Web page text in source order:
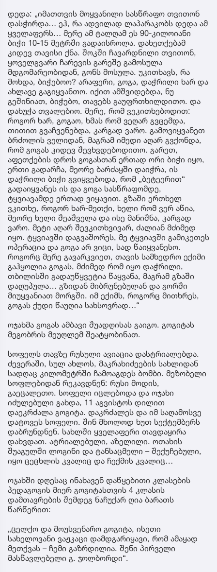
დედა: „იმათთვის მოყვანილი სასწრაფო თვითონ
დასჭირდა… ეჰ, რა ადვილად ლაპარაკობს დედა ამ
ყველაფერს… მერე ამ ტალღამ ეს 90-კილოიანი
ბიჭი 10-15 მეტრში გადაისროლა. დახეთქებამ
კიდევ თავისი ქნა. შოკში ჩავარდნილი თვითონ,
ყოველგვარი ჩარევის გარეშე გამოსულა
მდგომარეობიდან, გონს მოსულა. უკითხავს, რა
მოხდა, ბიჭებოო? არაფერი, გოგა, დაჭრილი ხარ და
ახლავე გაგიყვანთო. იქით ამშვიდებდა, ნუ
გეშინიათ, ბიჭებო, თავებს გაუფრთხილდითო. და
დახუჭა თვალებიო. მერე, რომ ვეკითხებოდით:
როგორ ხარ, გოგაო, ხმას რომ ვეღარ გვცემდა,
თითით გვაჩვენებდა, კარგად ვარო. გამოვიყვანეთ
ბრძოლის ველიდან, მაგრამ იმედი აღარ გვქონდა,
რომ გოგას კიდევ შევხვდებოდითო. გარეთ,
აფეთქების დროს გოგასთან ერთად ორი ბიჭი იყო,
ერთი გადარჩა, მეორე ბარძაყში დაიჭრა, ის
დაჭრილი ბიჭი გვიყვებოდა, რომ „ბეტეერით“
გადაიყვანეს ის და გოგა სასწრაფომდე,
ტყვიავამდე ერთად ვიყავით. გზაში ერთხელ
ვკითხე, როგორ ხარ-მეთქი, ხელი რომ ვერ აწია,
მეორე ხელი შეაშველა და ისე მანიშნა, კარგად
ვარო. მეტი აღარ შევკითხვივარ, ძალიან მძიმედ
იყო. ტყვიავში დაგვაშორეს, მე ტყვიავში გამიკეთეს
ოპერაცია და გოგა არ ვიცი, სად წაიყვანესო.
როგორც მერე გავარკვიეთ, თავის სამხედრო ექიმი
გაჰყოლია გოგას, მძიმედ რომ იყო დაჭრილი,
თბილისში გადაუწყვეტია წაყვანა, მაგრამ გზაში
დაღუპულა… გზიდან მიბრუნებულან და გორში
მიუყვანიათ მორგში. იმ ექიმს, როგორც მითხრეს,
გოგას ქუდი წაუღია სახსოვრად…“
ოჯახმა გოგას ამბავი შუადღისას გაიგო. გოგიტას
მეგობრის მეუღლემ შეატყობინათ.
სოფელს თავზე რუსული ავიაცია დასტრიალებდა.
ძევერაში, სულ ახლოს, მაკრახიძეების სახლიდან
სადღაც კილომეტრში ჩამოაგდეს ბომბი. მეზობელი
სოფლებიდან რეკავდნენ: რუსი მოდის,
გაეცალეთო. სოფელი იცლებოდა და ოჯახი
იძულებული გახდა, 11 აგვისტოს დილით
დაეკრძალა გოგიტა. დაკრძალეს და იმ საღამოსვე
დატოვეს სოფელი. შინ მხოლოდ ხუთ სექტემბერს
დაბრუნდნენ. სახლში ყველაფერი თავდაყირა
დახვდათ. ატრიალებული, აზელილი. ოთახის
შუაგულში ლოგინი და ტანსაცმელი – შექუჩებული,
იყო ცეცხლის კვალიც და ჩექმის კვალიც…
ოჯახში დღესაც ინახავენ დაწყებითი კლასების
პედაგოგის მიერ გოგიტასთვის 4 კლასის
დამთავრების შემდეგ ნაჩუქარ ღია ბარათს
წარწერით:
„ცელქო და მოუსვენარო გოგიტა, ისეთი
სახელოვანი ვაჟკაცი დამდგარიყავი, რომ ამაყად
მეთქვას – ჩემი გაზრდილია. შენი პირველი
მასწავლებელი გ. ჯოლბორდი“.